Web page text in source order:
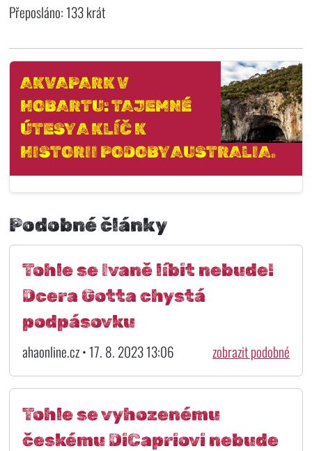
Přeposláno: 133 krát
AKVAPARK V
HOBARTU: TAJEMNÉ
ÚTESY A KLÍČ K
HISTORII PODOBY AUSTRALIA.
Podobné články
Tohle se Ivaně líbit nebude!
Dcera Gotta chystá
podpásovku
ahaonline.cz • 17. 8. 2023 13:06 zobrazit podobné
Tohle se vyhozenému
českému DiCapriovi nebude